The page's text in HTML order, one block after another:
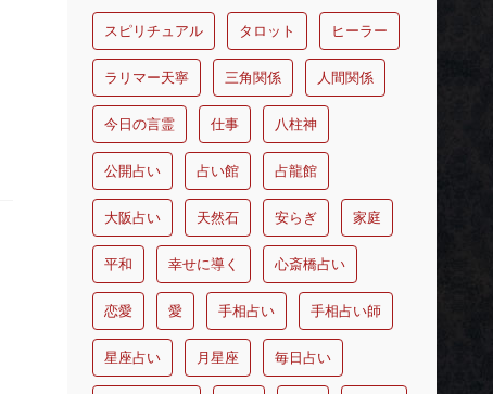
スピリチュアル タロット ヒーラー
ラリマー天寧 三角関係 人間関係
今日の言霊 仕事 八柱神
公開占い 占い館 占龍館
大阪占い 天然石 安らぎ 家庭
平和 幸せに導く 心斎橋占い
恋愛 愛 手相占い 手相占い師
星座占い 月星座 毎日占い